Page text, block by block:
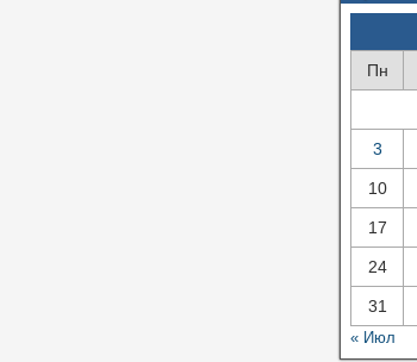
Пн
3
10
17
24
31
« Июл